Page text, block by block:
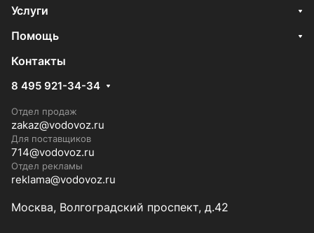
Услуги
Помощь
Контакты
8 495 921-34-34
Отдел продаж
zakaz@vodovoz.ru
Для поставщиков
714@vodovoz.ru
Отдел рекламы
reklama@vodovoz.ru
Москва, Волгоградский проспект, д.42